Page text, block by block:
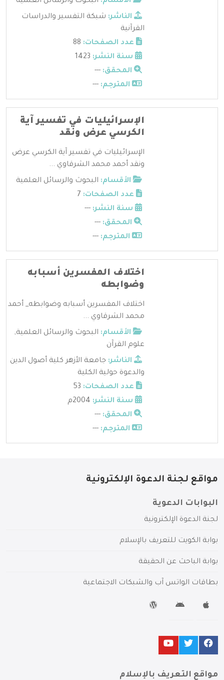
الناشر: شبكة التفسير والدراسات
القرآنية
عدد الصفحات:
سنة النشر:
المحقق: ---
المترجم: ---
الإسرائيليات في تفسير آية
الكرسي عرض ونقد
الإسرائيليات في تفسير آية الكرسي عرض
ونقد أحمد محمد الشرقاوي ...
الأقسام: البحوث والرسائل العلمية
عدد الصفحات:
سنة النشر: ---
المحقق: ---
المترجم: ---
اختلاف المفسرين أسبابه
وضوابطه
اختلاف المفسرين أسبابه وضوابطه_ أحمد
محمد الشرقاوي ...
الأقسام: البحوث والرسائل العلمية,
علوم القرآن
الناشر: جامعة الأزهر كلية أصول الدين
والدعوة حولية الكلية
عدد الصفحات:
سنة النشر:
المحقق: ---
المترجم: ---
مواقع لجنة الدعوة الإلكترونية
البوابات الدعوية
لجنة الدعوة الإلكترونية
بوابة الكويت للتعريف بالإسلام
بوابة الباحث عن الحقيقة
بطاقات الواتس آب والشبكات الاجتماعية
مواقع التعريف بالإسلام